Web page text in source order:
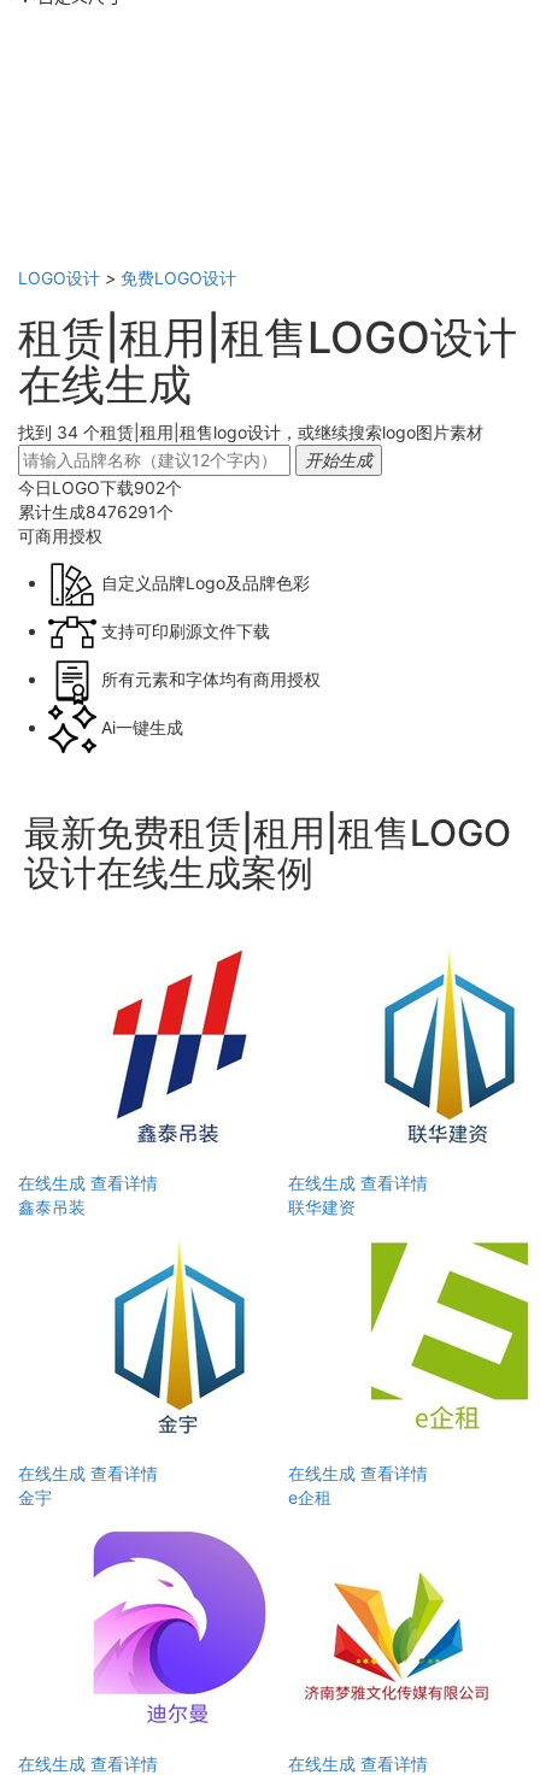
LOGO设计 > 免费LOGO设计
租赁|租用|租售LOGO设计
在线生成
找到 34 个租赁|租用|租售logo设计，或继续搜索logo图片素材
开始生成
今日LOGO下载902个
累计生成8476291个
可商用授权
自定义品牌Logo及品牌色彩
支持可印刷源文件下载
所有元素和字体均有商用授权
Ai一键生成
最新免费租赁|租用|租售LOGO
设计在线生成案例
在线生成 查看详情
鑫泰吊装
在线生成 查看详情
联华建资
在线生成 查看详情
金宇
在线生成 查看详情
e企租
在线生成 查看详情 在线生成 查看详情